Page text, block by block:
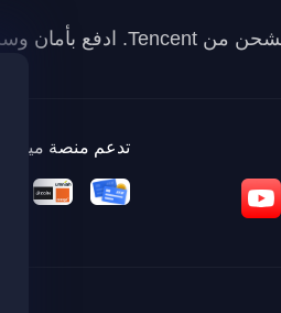
تدعم منصة